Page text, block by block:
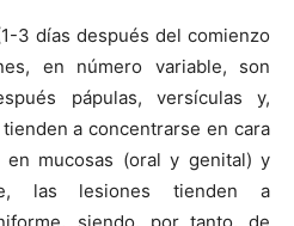
3 días después del comienzo
en número variable, son
pápulas, versículas y,
a concentrarse en cara
en mucosas (oral y genital) y
las lesiones tienden a